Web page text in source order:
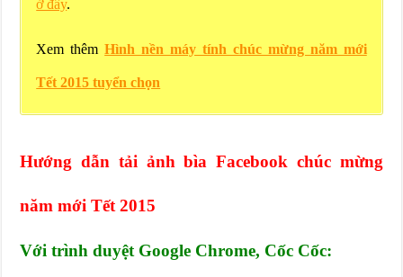
ở đây.
Xem thêmHình nền máy tính chúc mừng năm mới
Tết 2015 tuyển chọn
Hướng dẫn tải ảnh bìa Facebook chúc mừng
năm mới Tết 2015
Với trình duyệt Google Chrome, Cốc Cốc: